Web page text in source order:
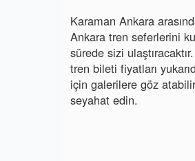
Karaman Ankara
Ankara tren seferlerini
sürede sizi
tren bileti fiyatları
için galerilere göz
seyahat edin.